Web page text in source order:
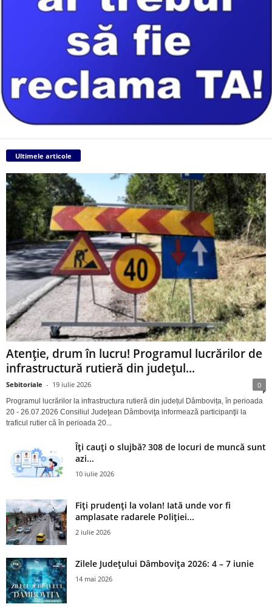
Ultimele articole
Atenție, drum în lucru! Programul lucrărilor de
infrastructură rutieră din județul...
Sebitoriale - 19 iulie 2026 0
Programul lucrărilor la infrastructura rutieră din județul Dâmbovița, în perioada
20 - 26.07.2026 Consiliul Judeţean Dâmboviţa informează participanţii la
traficul rutier că în perioada 20...
Îți cauți o slujbă? 308 de locuri de muncă sunt
azi...
10 iulie 2026
Fiți prudenți la volan! Iată unde vor fi
amplasate radarele Poliției...
2 iulie 2026
Zilele Județului Dâmbovița 2026: 4 – 7 iunie
14 mai 2026